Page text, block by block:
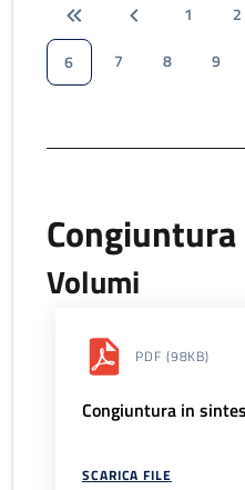
1 2
6
7 8 9
Volumi
PDF (98KB)
Congiuntura in
SCARICA FILE